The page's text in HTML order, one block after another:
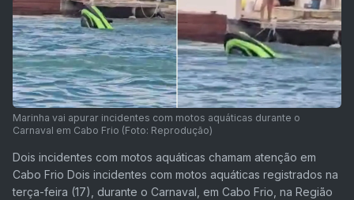
Marinha vai apurar incidentes com motos aquáticas durante o
Carnaval em Cabo Frio (Foto: Reprodução)
Dois incidentes com motos aquáticas chamam atenção em
Cabo Frio Dois incidentes com motos aquáticas registrados na
terça-feira (17), durante o Carnaval, em Cabo Frio, na Região